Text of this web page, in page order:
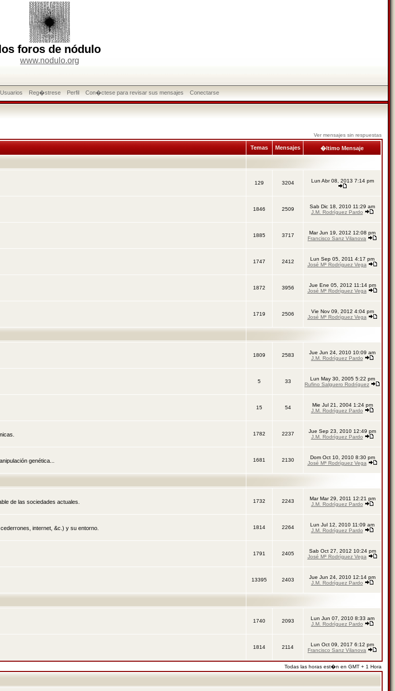
foros de nódulo
www.nodulo.org
Reg�strese Perfil Con�ctese para revisar sus mensajes Conectarse
Ver mensajes sin respuestas
Temas Mensajes �ltimo Mensaje
129 3204 Lun Abr 08, 2013 7:14 pm
1846 2509
Sab Dic 18, 2010 11:29 am
J.M. Rodríguez Pardo
1885 3717
Mar Jun 19, 2012 12:08 pm
Francisco Sanz Vilanova
1747 2412
Lun Sep 05, 2011 4:17 pm
José Mª Rodríguez Vega
1872 3956
Jue Ene 05, 2012 11:14 pm
José Mª Rodríguez Vega
1719 2506
Vie Nov 09, 2012 4:04 pm
José Mª Rodríguez Vega
1809 2583
Jue Jun 24, 2010 10:09 am
J.M. Rodríguez Pardo
5 33
Lun May 30, 2005 5:22 pm
Rufino Salguero Rodríguez
15 54
Mie Jul 21, 2004 1:24 pm
J.M. Rodríguez Pardo
1782 2237
Jue Sep 23, 2010 12:49 pm
J.M. Rodríguez Pardo
genética... 1681 2130
Dom Oct 10, 2010 8:30 pm
José Mª Rodríguez Vega
de las sociedades actuales. 1732 2243
Mar Mar 29, 2011 12:21 pm
J.M. Rodríguez Pardo
internet, &c.) y su entorno. 1814 2264
Lun Jul 12, 2010 11:09 am
J.M. Rodríguez Pardo
1791 2405
Sab Oct 27, 2012 10:24 pm
José Mª Rodríguez Vega
13395 2403
Jue Jun 24, 2010 12:14 pm
J.M. Rodríguez Pardo
1740 2093
Lun Jun 07, 2010 8:33 am
J.M. Rodríguez Pardo
1814 2114
Lun Oct 09, 2017 6:12 pm
Francisco Sanz Vilanova
Todas las horas est�n en GMT + 1 Hora